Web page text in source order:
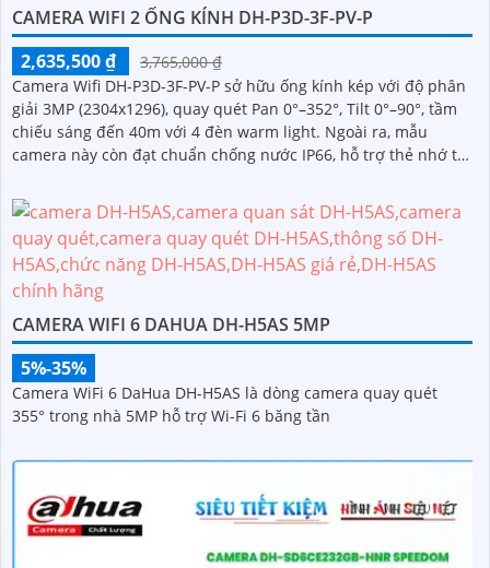
CAMERA WIFI 2 ỐNG KÍNH DH-P3D-3F-PV-P
2,635,500 ₫
3,765,000 ₫
Camera Wifi DH-P3D-3F-PV-P sở hữu ống kính kép với độ phân
giải 3MP (2304x1296), quay quét Pan 0°–352°, Tilt 0°–90°, tầm
chiếu sáng đến 40m với 4 đèn warm light. Ngoài ra, mẫu
camera này còn đạt chuẩn chống nước IP66, hỗ trợ thẻ nhớ tối
CAMERA WIFI 6 DAHUA DH-H5AS 5MP
5%-35%
Camera WiFi 6 DaHua DH-H5AS là dòng camera quay quét
355° trong nhà 5MP hỗ trợ Wi-Fi 6 băng tần